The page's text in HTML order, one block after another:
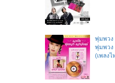
พุ่มพวง
พุ่มพวง
(เพลงไ